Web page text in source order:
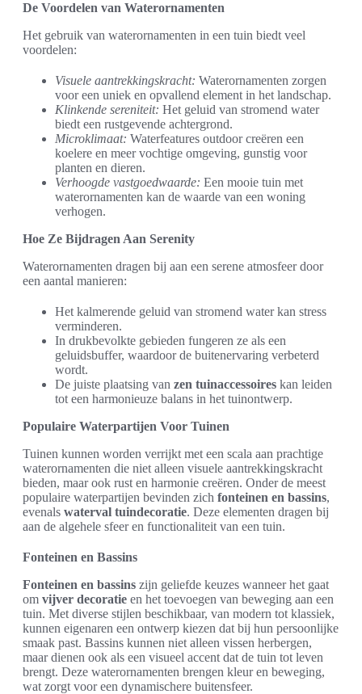
De Voordelen van Waterornamenten
Het gebruik van waterornamenten in een tuin biedt veel
voordelen:
Visuele aantrekkingskracht: Waterornamenten zorgen
voor een uniek en opvallend element in het landschap.
Klinkende sereniteit: Het geluid van stromend water
biedt een rustgevende achtergrond.
Microklimaat: Waterfeatures outdoor creëren een
koelere en meer vochtige omgeving, gunstig voor
planten en dieren.
Verhoogde vastgoedwaarde: Een mooie tuin met
waterornamenten kan de waarde van een woning
verhogen.
Hoe Ze Bijdragen Aan Serenity
Waterornamenten dragen bij aan een serene atmosfeer door
een aantal manieren:
Het kalmerende geluid van stromend water kan stress
verminderen.
In drukbevolkte gebieden fungeren ze als een
geluidsbuffer, waardoor de buitenervaring verbeterd
wordt.
De juiste plaatsing van zen tuinaccessoires kan leiden
tot een harmonieuze balans in het tuinontwerp.
Populaire Waterpartijen Voor Tuinen
Tuinen kunnen worden verrijkt met een scala aan prachtige
waterornamenten die niet alleen visuele aantrekkingskracht
bieden, maar ook rust en harmonie creëren. Onder de meest
populaire waterpartijen bevinden zich fonteinen en bassins,
evenals waterval tuindecoratie. Deze elementen dragen bij
aan de algehele sfeer en functionaliteit van een tuin.
Fonteinen en Bassins
Fonteinen en bassins zijn geliefde keuzes wanneer het gaat
om vijver decoratie en het toevoegen van beweging aan een
tuin. Met diverse stijlen beschikbaar, van modern tot klassiek,
kunnen eigenaren een ontwerp kiezen dat bij hun persoonlijke
smaak past. Bassins kunnen niet alleen vissen herbergen,
maar dienen ook als een visueel accent dat de tuin tot leven
brengt. Deze waterornamenten brengen kleur en beweging,
wat zorgt voor een dynamischere buitensfeer.